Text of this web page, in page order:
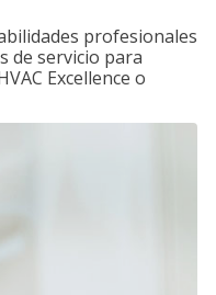
profesionales
de servicio para
Excellence o